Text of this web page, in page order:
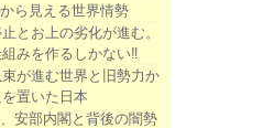
ら見える世界情勢
とお上の劣化が進む。
みを作るしかない‼
が進む世界と旧勢力か
置いた日本
安部内閣と背後の闇勢